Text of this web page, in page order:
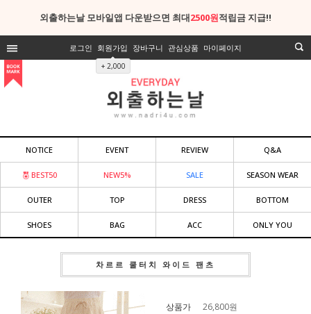
외출하는날 모바일앱 다운받으면 최대2500원적립금 지급!!
로그인 회원가입
+ 2,000
장바구니 관심상품 마이페이지
NOTICE EVENT REVIEW Q&A
BEST50 NEW5% SALE SEASON WEAR
OUTER TOP DRESS BOTTOM
SHOES BAG ACC ONLY YOU
차르르 쿨터치 와이드 팬츠
상품가 26,800원